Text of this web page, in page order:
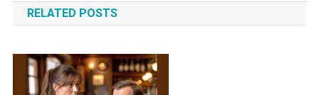
RELATED POSTS